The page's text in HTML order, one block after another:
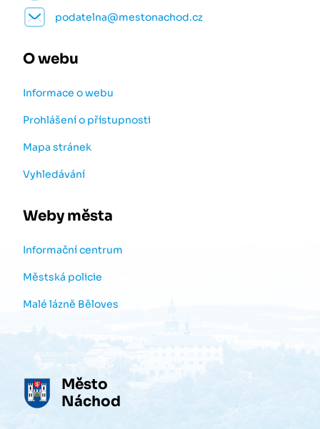
podatelna@mestonachod.cz
O webu
Informace o webu
Prohlášení o přístupnosti
Mapa stránek
Vyhledávání
Weby města
Informační centrum
Městská policie
Malé lázně Běloves
Město
Náchod